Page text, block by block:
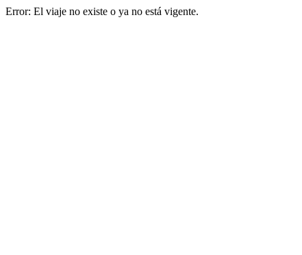
Error: El viaje no existe o ya no está vigente.